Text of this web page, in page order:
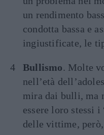
un rendimento
condotta bassa e
ingiustificate, le
Bullismo. Molte
nell’età
mira dai bulli, ma
essere loro stessi
delle vittime,